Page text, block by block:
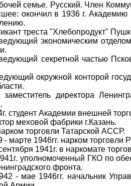
семье. Русский. Член
окончил в 1936 г. Академию
треста "Хлебопродукт"
экономическим
секретной частью
окружной конторой
директора
Академии внешней
меховой фабрики г.Казань.
торговли Татарской АССР.
1946гг. нарком торговли
1941г. в наркомате
уполномоченный ГКО по
фронта.
мае 1946гг. начальник